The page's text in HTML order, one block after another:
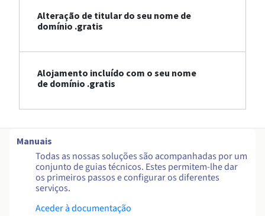
Alteração de titular do seu nome de
domínio .gratis
Alojamento incluído com o seu nome
de domínio .gratis
Manuais
Todas as nossas soluções são acompanhadas por um
conjunto de guias técnicos. Estes permitem-lhe dar
os primeiros passos e configurar os diferentes
serviços.
Aceder à documentação